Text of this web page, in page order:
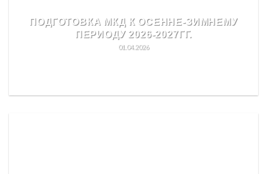
ПОДГОТОВКА МКД К ОСЕННЕ-ЗИМНЕМУ
ПЕРИОДУ 2026-2027ГГ.
01.04.2026